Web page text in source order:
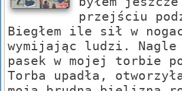
przejściu
Biegłem ile sił w
wymijając ludzi. Nagle
pasek w mojej torbie
Torba upadła,